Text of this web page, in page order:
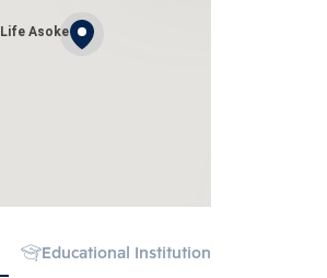
Life Asoke
Educational Institution